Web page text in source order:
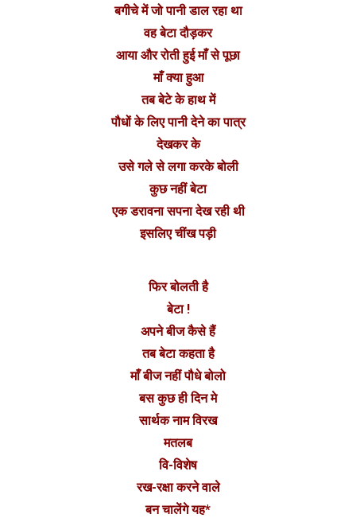
बगीचे में जो पानी डाल रहा था
वह बेटा दौड़कर
आया और रोती हुई माँ से पूछा
माँ क्या हुआ
तब बेटे के हाथ में
पौधों के लिए पानी देने का पात्र
देखकर के
उसे गले से लगा करके बोली
कुछ नहीं बेटा
एक डरावना सपना देख रही थी
इसलिए चींख पड़ी
फिर बोलती है
बेटा !
अपने बीज कैसे हैं
तब बेटा कहता है
माँ बीज नहीं पौधे बोलो
बस कुछ ही दिन मे
सार्थक नाम विरख
मतलब
वि-विशेष
रख-रक्षा करने वाले
बन चालेंगे यह*